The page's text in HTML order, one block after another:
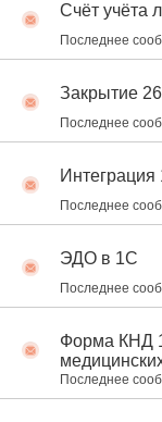
Счёт учёта
Последнее
Закрытие
Последнее
Последнее
ЭДО в 1С
Последнее
Форма КНД
Последнее